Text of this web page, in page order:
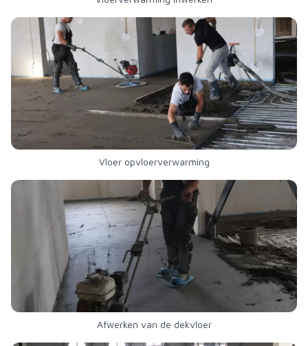
Vloer opvloerverwarming
Afwerken van de dekvloer